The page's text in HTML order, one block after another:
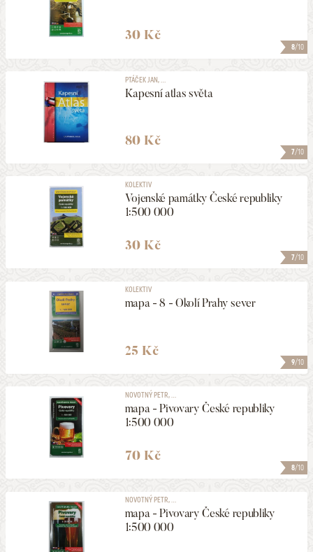
8/10
30 Kč
7/10
PTÁČEK JAN, ...
Kapesní atlas světa
80 Kč
7/10
KOLEKTIV
Vojenské památky České republiky
1:500 000
30 Kč
9/10
KOLEKTIV
mapa - 8 - Okolí Prahy sever
25 Kč
8/10
NOVOTNÝ PETR, ...
mapa - Pivovary České republiky
1:500 000
70 Kč
NOVOTNÝ PETR, ...
mapa - Pivovary České republiky
1:500 000